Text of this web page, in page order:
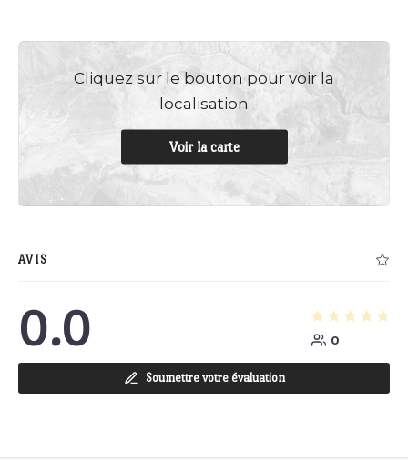
Cliquez sur le bouton pour voir la
localisation
Voir la carte
AVIS
0.0 0
Soumettre votre évaluation